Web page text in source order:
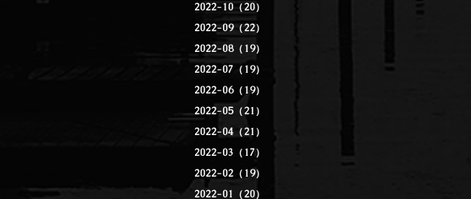
2022-10（20）
2022-09（22）
2022-08（19）
2022-07（19）
2022-06（19）
2022-05（21）
2022-04（21）
2022-03（17）
2022-02（19）
2022-01（20）